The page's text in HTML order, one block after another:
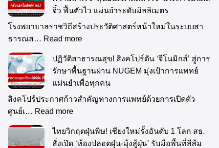
จิ๋ว ฟื้นตัวไว แม่นยำระดับมิลลิเมตร
โรงพยาบาลราชวิถีสร้างประวัติศาสตร์หน้าใหม่ในระบบสา
ธารณส… Read more
ปฏิวัติสาธารณสุข! สิงคโปร์ดัน ‘จีโนมิกส์’ สู่การ
รักษาพื้นฐานผ่าน NUGEM มุ่งเป้าการแพทย์
แม่นยำเพื่อทุกคน
สิงคโปร์ประกาศก้าวสำคัญทางการแพทย์ด้วยการเปิดตัว
ศูนย์เ… Read more
ไทยวิกฤตฝุ่นพิษ! เชียงใหม่รั้งอันดับ 1 โลก สธ.
สั่งเปิด ‘ห้องปลอดฝุ่น-มุ้งสู้ฝุ่น’ รับมือพื้นที่สีส้ม